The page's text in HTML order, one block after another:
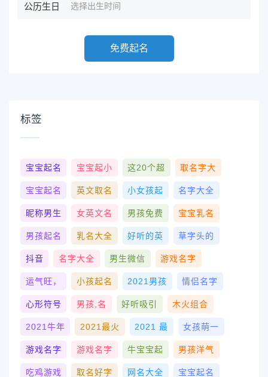
公历生日
免费起名
标签
宝宝起名 宝宝起小 这20个超 取名字大
宝宝起名 英文取名 小女孩起 名字大全
昵称男生 女英文名 男孩免费 宝宝乳名
男孩起名 乳名大全 好听的英 草字头的
抖音 名字大全 男生微信 游戏名字
运气旺， 小孩起名 2021男孩 情侣名字
心形符号 男孩,名 好听吸引 木火组合
2021牛年 2021最火 2021 最 女孩萌一
游戏名字 游戏名字 牛宝宝起 男孩洋气
吃鸡游戏 取名好字 网名大全 宝宝起名